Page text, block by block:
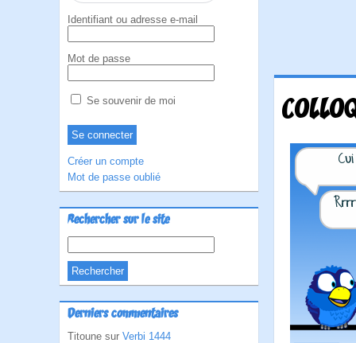
Identifiant ou adresse e-mail
Mot de passe
Se souvenir de moi
Créer un compte
Mot de passe oublié
Rechercher sur le site
Derniers commentaires
Titoune sur Verbi 1444